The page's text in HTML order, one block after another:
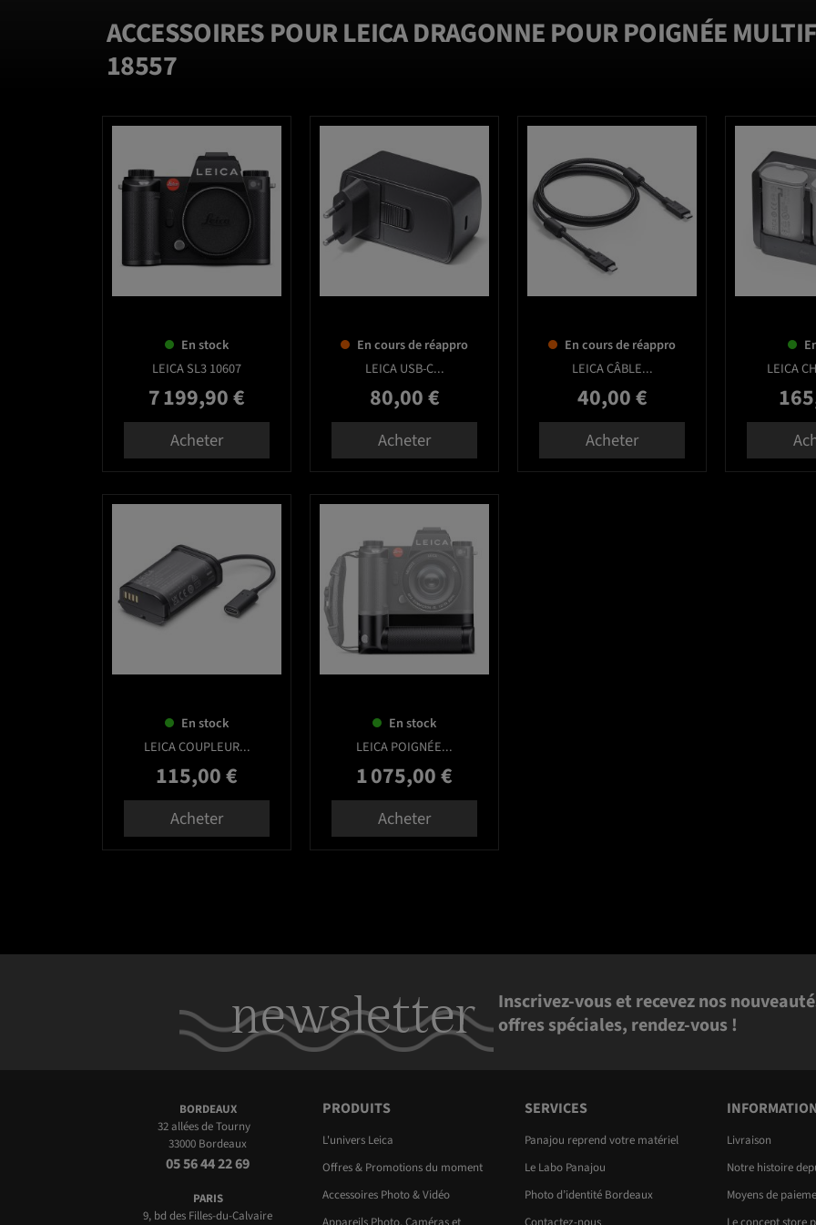
ACCESSOIRES POUR LEICA DRAGONNE POUR POIGNÉE
18557
En stock
LEICA SL3 10607
Prix
7 199,90 €
Acheter
En cours de réappro
LEICA USB-C...
Prix
80,00 €
Acheter
En cours de réappro
LEICA CÂBLE...
Prix
40,00 €
Acheter
LEICA
Prix
En stock
LEICA COUPLEUR...
Prix
115,00 €
Acheter
En stock
LEICA POIGNÉE...
Prix
1 075,00 €
Acheter
newsletter
Inscrivez-vous et recevez nos
offres spéciales, rendez-vous !
BORDEAUX
32 allées de Tourny
33000 Bordeaux
05 56 44 22 69
PARIS
9, bd des Filles-du-Calvaire
PRODUITS
L'univers Leica
Offres & Promotions du moment
Accessoires Photo & Vidéo
SERVICES
Panajou reprend votre matériel
Le Labo Panajou
Photo d’identité Bordeaux
Livraison
Notre histoire
Moyens de